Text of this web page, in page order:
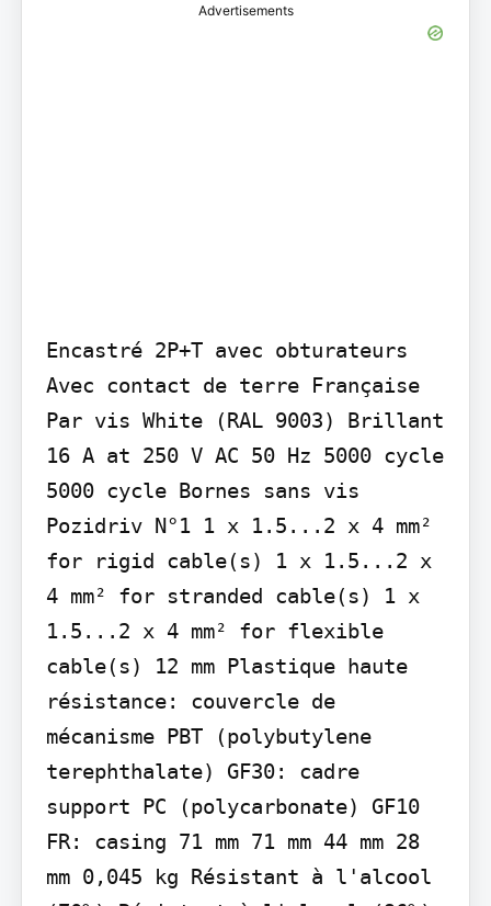
Advertisements
Encastré 2P+T avec obturateurs
Avec contact de terre Française
Par vis White (RAL 9003) Brillant
16 A at 250 V AC 50 Hz 5000 cycle
5000 cycle Bornes sans vis
Pozidriv N°1 1 x 1.5...2 x 4 mm²
for rigid cable(s) 1 x 1.5...2 x
4 mm² for stranded cable(s) 1 x
1.5...2 x 4 mm² for flexible
cable(s) 12 mm Plastique haute
résistance: couvercle de
mécanisme PBT (polybutylene
terephthalate) GF30: cadre
support PC (polycarbonate) GF10
FR: casing 71 mm 71 mm 44 mm 28
mm 0,045 kg Résistant à l'alcool